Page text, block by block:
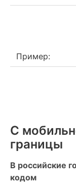
Пример:
С
границы
В российские
кодом